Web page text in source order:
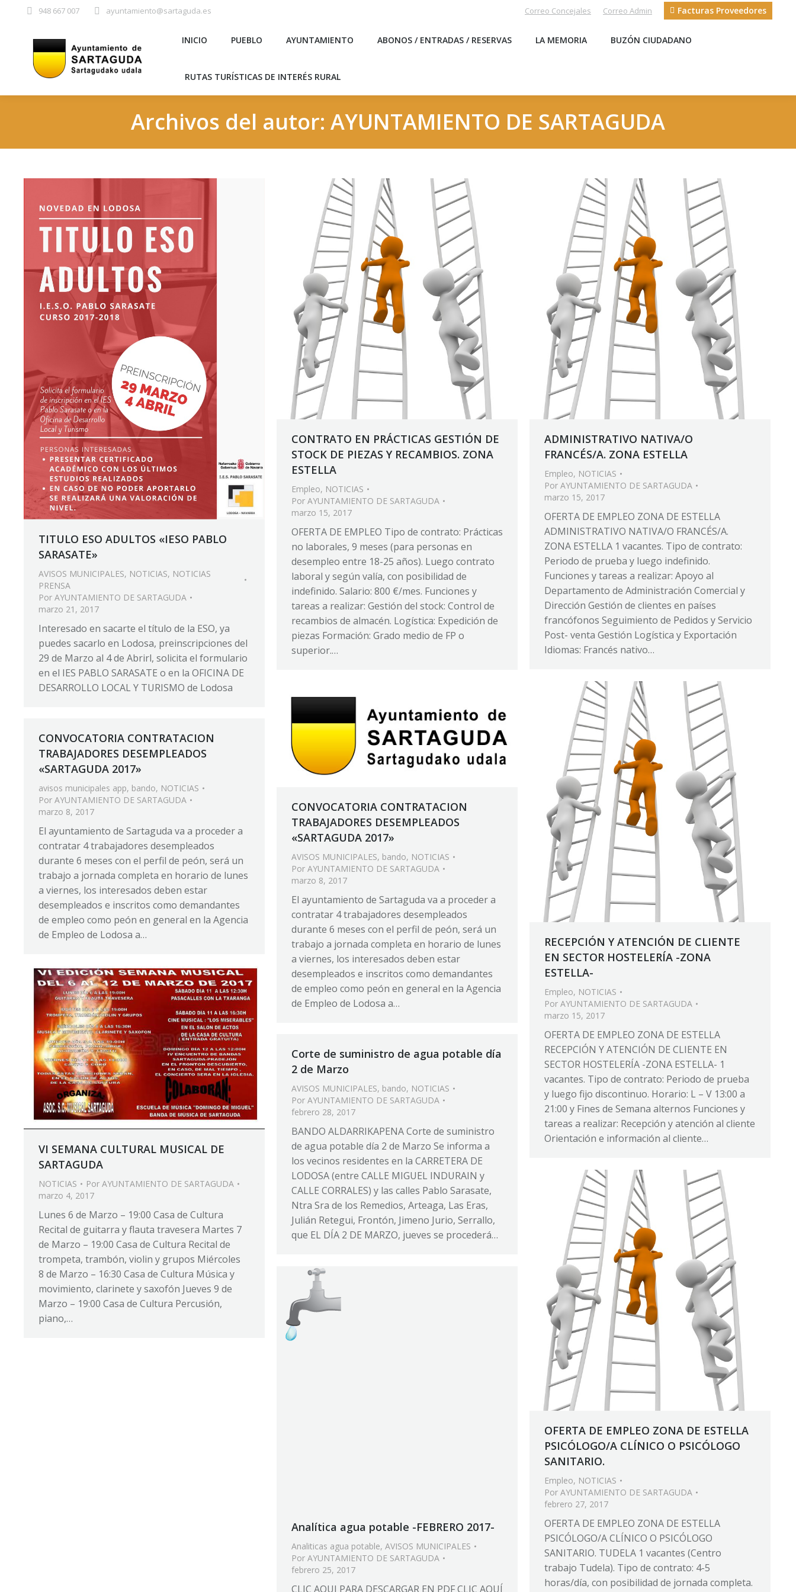
948 667 007 ayuntamiento@sartaguda.es Correo Concejales Correo Admin Facturas Proveedores
INICIO PUEBLO AYUNTAMIENTO ABONOS / ENTRADAS / RESERVAS LA MEMORIA BUZÓN CIUDADANO
RUTAS TURÍSTICAS DE INTERÉS RURAL
Archivos del autor: AYUNTAMIENTO DE SARTAGUDA
TITULO ESO ADULTOS «IESO PABLO
SARASATE»
AVISOS MUNICIPALES, NOTICIAS, NOTICIAS
PRENSA
Por AYUNTAMIENTO DE SARTAGUDA
marzo 21, 2017
Interesado en sacarte el título de la ESO, ya
puedes sacarlo en Lodosa, preinscripciones del
29 de Marzo al 4 de Abrirl, solicita el formulario
en el IES PABLO SARASATE o en la OFICINA DE
DESARROLLO LOCAL Y TURISMO de Lodosa
CONTRATO EN PRÁCTICAS GESTIÓN DE
STOCK DE PIEZAS Y RECAMBIOS. ZONA
ESTELLA
Empleo, NOTICIAS
Por AYUNTAMIENTO DE SARTAGUDA
marzo 15, 2017
OFERTA DE EMPLEO Tipo de contrato: Prácticas
no laborales, 9 meses (para personas en
desempleo entre 18-25 años). Luego contrato
laboral y según valía, con posibilidad de
indefinido. Salario: 800 €/mes. Funciones y
tareas a realizar: Gestión del stock: Control de
recambios de almacén. Logística: Expedición de
piezas Formación: Grado medio de FP o
superior.…
ADMINISTRATIVO NATIVA/O
FRANCÉS/A. ZONA ESTELLA
Empleo, NOTICIAS
Por AYUNTAMIENTO DE SARTAGUDA
marzo 15, 2017
OFERTA DE EMPLEO ZONA DE ESTELLA
ADMINISTRATIVO NATIVA/O FRANCÉS/A.
ZONA ESTELLA 1 vacantes. Tipo de contrato:
Periodo de prueba y luego indefinido.
Funciones y tareas a realizar: Apoyo al
Departamento de Administración Comercial y
Dirección Gestión de clientes en países
francófonos Seguimiento de Pedidos y Servicio
Post- venta Gestión Logística y Exportación
Idiomas: Francés nativo…
RECEPCIÓN Y ATENCIÓN DE CLIENTE
EN SECTOR HOSTELERÍA -ZONA
ESTELLA-
Empleo, NOTICIAS
Por AYUNTAMIENTO DE SARTAGUDA
marzo 15, 2017
OFERTA DE EMPLEO ZONA DE ESTELLA
RECEPCIÓN Y ATENCIÓN DE CLIENTE EN
SECTOR HOSTELERÍA -ZONA ESTELLA- 1
vacantes. Tipo de contrato: Periodo de prueba
y luego fijo discontinuo. Horario: L – V 13:00 a
21:00 y Fines de Semana alternos Funciones y
tareas a realizar: Recepción y atención al cliente
Orientación e información al cliente…
CONVOCATORIA CONTRATACION
TRABAJADORES DESEMPLEADOS
«SARTAGUDA 2017»
AVISOS MUNICIPALES, bando, NOTICIAS
Por AYUNTAMIENTO DE SARTAGUDA
marzo 8, 2017
El ayuntamiento de Sartaguda va a proceder a
contratar 4 trabajadores desempleados
durante 6 meses con el perfil de peón, será un
trabajo a jornada completa en horario de lunes
a viernes, los interesados deben estar
desempleados e inscritos como demandantes
de empleo como peón en general en la Agencia
de Empleo de Lodosa a…
CONVOCATORIA CONTRATACION
TRABAJADORES DESEMPLEADOS
«SARTAGUDA 2017»
avisos municipales app, bando, NOTICIAS
Por AYUNTAMIENTO DE SARTAGUDA
marzo 8, 2017
El ayuntamiento de Sartaguda va a proceder a
contratar 4 trabajadores desempleados
durante 6 meses con el perfil de peón, será un
trabajo a jornada completa en horario de lunes
a viernes, los interesados deben estar
desempleados e inscritos como demandantes
de empleo como peón en general en la Agencia
de Empleo de Lodosa a…
VI SEMANA CULTURAL MUSICAL DE
SARTAGUDA
NOTICIAS Por AYUNTAMIENTO DE SARTAGUDA
marzo 4, 2017
Lunes 6 de Marzo – 19:00 Casa de Cultura
Recital de guitarra y flauta travesera Martes 7
de Marzo – 19:00 Casa de Cultura Recital de
trompeta, trambón, violin y grupos Miércoles
8 de Marzo – 16:30 Casa de Cultura Música y
movimiento, clarinete y saxofón Jueves 9 de
Marzo – 19:00 Casa de Cultura Percusión,
piano,…
Corte de suministro de agua potable día
2 de Marzo
AVISOS MUNICIPALES, bando, NOTICIAS
Por AYUNTAMIENTO DE SARTAGUDA
febrero 28, 2017
BANDO ALDARRIKAPENA Corte de suministro
de agua potable día 2 de Marzo Se informa a
los vecinos residentes en la CARRETERA DE
LODOSA (entre CALLE MIGUEL INDURAIN y
CALLE CORRALES) y las calles Pablo Sarasate,
Ntra Sra de los Remedios, Arteaga, Las Eras,
Julián Retegui, Frontón, Jimeno Jurio, Serrallo,
que EL DÍA 2 DE MARZO, jueves se procederá…
OFERTA DE EMPLEO ZONA DE ESTELLA
PSICÓLOGO/A CLÍNICO O PSICÓLOGO
SANITARIO.
Empleo, NOTICIAS
Por AYUNTAMIENTO DE SARTAGUDA
febrero 27, 2017
OFERTA DE EMPLEO ZONA DE ESTELLA
PSICÓLOGO/A CLÍNICO O PSICÓLOGO
SANITARIO. TUDELA 1 vacantes (Centro
trabajo Tudela). Tipo de contrato: 4-5
horas/día, con posibilidad de jornada completa.
Analítica agua potable -FEBRERO 2017-
Analiticas agua potable, AVISOS MUNICIPALES
Por AYUNTAMIENTO DE SARTAGUDA
febrero 25, 2017
CLIC AQUI PARA DESCARGAR EN PDF CLIC AQUÍ
ABONOS / ENTRADAS / RESERVAS LA MEMORIA BUZÓN CIUDADANO